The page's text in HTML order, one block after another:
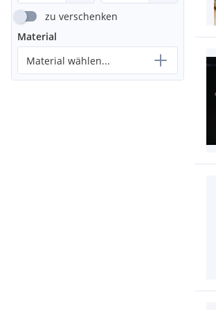
zu verschenken
Material
Material wählen...